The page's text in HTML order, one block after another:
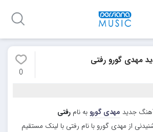
مهدی گورو رفتی
0
آهنگ جدید مهدی گورو به نام رفتی
از مهدی گورو با نام رفتی با لینک مستقیم